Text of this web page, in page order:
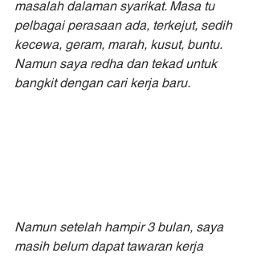
masalah dalaman syarikat. Masa tu
pelbagai perasaan ada, terkejut, sedih
kecewa, geram, marah, kusut, buntu.
Namun saya redha dan tekad untuk
bangkit dengan cari kerja baru.
Namun setelah hampir 3 bulan, saya
masih belum dapat tawaran kerja